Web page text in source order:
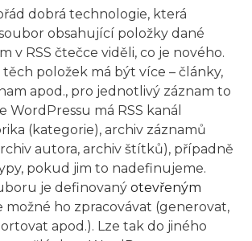
dobrá technologie, která
obsahující položky dané
v RSS čtečce viděli, co je nového.
těch položek má být více – články,
apod., pro jednotlivý záznam to
WordPressu má RSS kanál
(kategorie), archiv záznamů
autora, archiv štítků), případně
pokud jim to nadefinujeme.
je definovaný otevřeným
možné ho zpracovávat (generovat,
apod.). Lze tak do jiného